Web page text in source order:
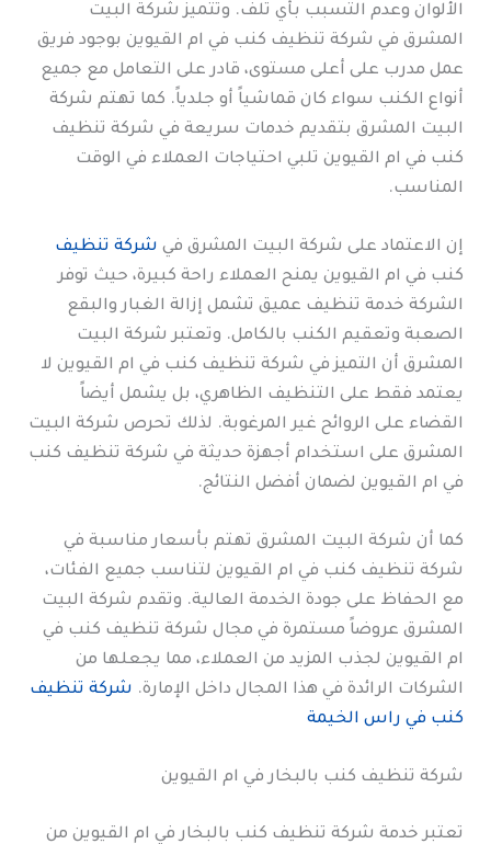
الألوان وعدم التسبب بأي تلف. وتتميز شركة البيت
المشرق في شركة تنظيف كنب في ام القيوين بوجود فريق
عمل مدرب على أعلى مستوى، قادر على التعامل مع جميع
أنواع الكنب سواء كان قماشياً أو جلدياً. كما تهتم شركة
البيت المشرق بتقديم خدمات سريعة في شركة تنظيف
كنب في ام القيوين تلبي احتياجات العملاء في الوقت
المناسب.
إن الاعتماد على شركة البيت المشرق في شركة تنظيف
كنب في ام القيوين يمنح العملاء راحة كبيرة، حيث توفر
الشركة خدمة تنظيف عميق تشمل إزالة الغبار والبقع
الصعبة وتعقيم الكنب بالكامل. وتعتبر شركة البيت
المشرق أن التميز في شركة تنظيف كنب في ام القيوين لا
يعتمد فقط على التنظيف الظاهري، بل يشمل أيضاً
القضاء على الروائح غير المرغوبة. لذلك تحرص شركة البيت
المشرق على استخدام أجهزة حديثة في شركة تنظيف كنب
في ام القيوين لضمان أفضل النتائج.
كما أن شركة البيت المشرق تهتم بأسعار مناسبة في
شركة تنظيف كنب في ام القيوين لتناسب جميع الفئات،
مع الحفاظ على جودة الخدمة العالية. وتقدم شركة البيت
المشرق عروضاً مستمرة في مجال شركة تنظيف كنب في
ام القيوين لجذب المزيد من العملاء، مما يجعلها من
الشركات الرائدة في هذا المجال داخل الإمارة. شركة تنظيف
كنب في راس الخيمة
شركة تنظيف كنب بالبخار في ام القيوين
تعتبر خدمة شركة تنظيف كنب بالبخار في ام القيوين من